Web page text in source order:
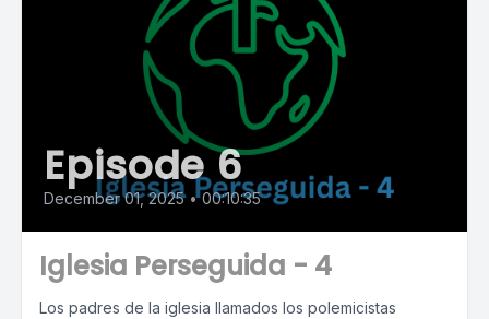
Episode 6
December 01, 2025 • 00:10:35
Iglesia Perseguida - 4
Los padres de la iglesia llamados los polemicistas